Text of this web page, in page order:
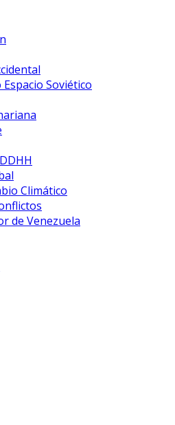
Soviético
Climático
de Venezuela